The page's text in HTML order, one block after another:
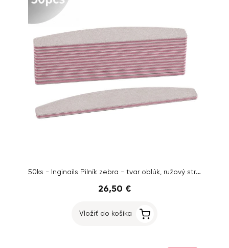
50ks - Inginails Pilník zebra - tvar oblúk, ružový stred, 100/150
26,50 €
Vložiť do košíka